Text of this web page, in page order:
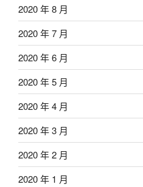
2020 年 8 月
2020 年 7 月
2020 年 6 月
2020 年 5 月
2020 年 4 月
2020 年 3 月
2020 年 2 月
2020 年 1 月